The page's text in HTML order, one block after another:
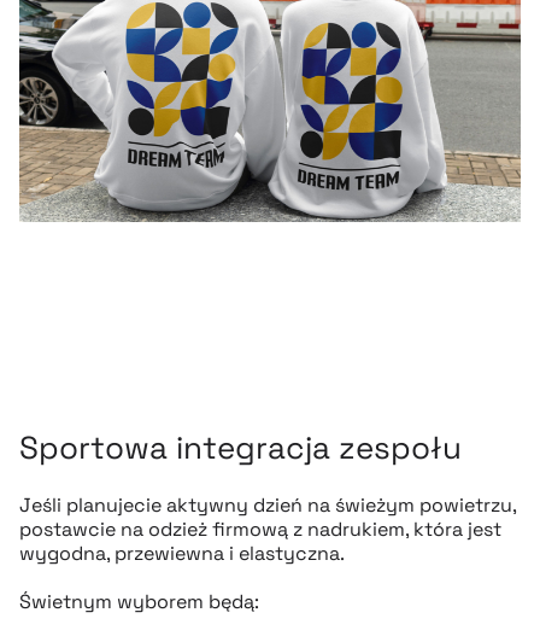
Sportowa integracja zespołu
Jeśli planujecie aktywny dzień na świeżym powietrzu,
postawcie na odzież firmową z nadrukiem, która jest
wygodna, przewiewna i elastyczna.
Świetnym wyborem będą: